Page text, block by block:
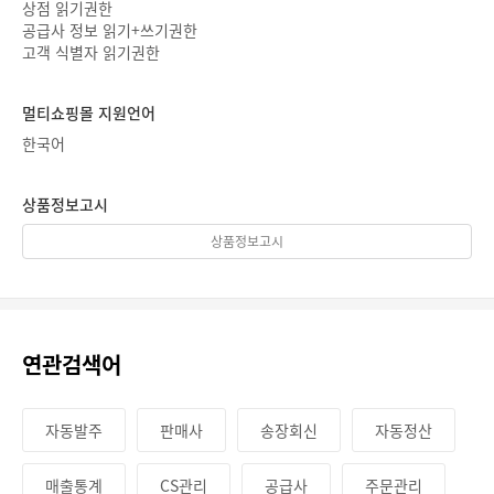
상점 읽기권한
공급사 정보 읽기+쓰기권한
고객 식별자 읽기권한
멀티쇼핑몰 지원언어
한국어
상품정보고시
상품정보고시
연관검색어
자동발주 판매사 송장회신 자동정산
매출통계 CS관리 공급사 주문관리